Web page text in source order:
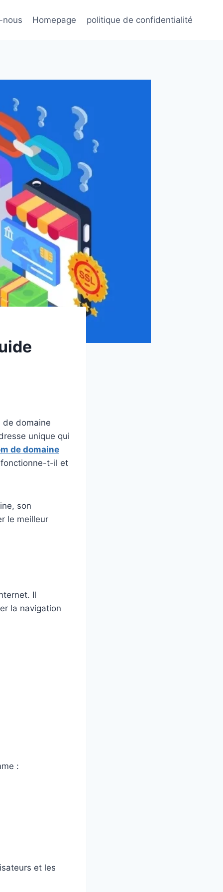
nous Homepage politique de confidentialité
de domaine
unique qui
de domaine
fonctionne-t-il et
son
le meilleur
Il
la navigation
:
et les